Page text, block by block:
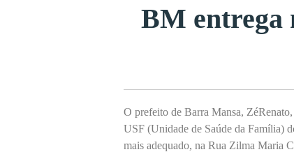
BM entrega
O prefeito de Barra Mansa,
USF (Unidade de Saúde da Família)
mais adequado, na Rua Zilma Maria